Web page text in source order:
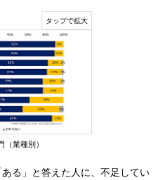
業種別）
る」と答えた人に、不足してい